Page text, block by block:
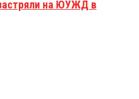
на ЮУЖД в